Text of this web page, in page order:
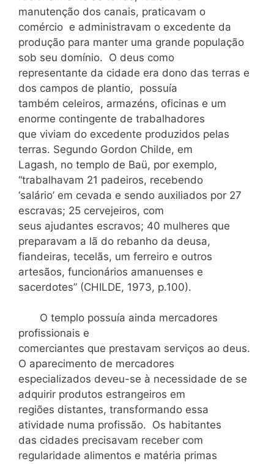
manutenção dos canais, praticavam o
comércio e administravam o excedente da
produção para manter uma grande população
sob seu domínio. O deus como
representante da cidade era dono das terras e
dos campos de plantio, possuía
também celeiros, armazéns, oficinas e um
enorme contingente de trabalhadores
que viviam do excedente produzidos pelas
terras. Segundo Gordon Childe, em
Lagash, no templo de Baü, por exemplo,
“trabalhavam 21 padeiros, recebendo
‘salário’ em cevada e sendo auxiliados por 27
escravas; 25 cervejeiros, com
seus ajudantes escravos; 40 mulheres que
preparavam a lã do rebanho da deusa,
fiandeiras, tecelãs, um ferreiro e outros
artesãos, funcionários amanuenses e
sacerdotes” (CHILDE, 1973, p.100).
O templo possuía ainda mercadores
profissionais e
comerciantes que prestavam serviços ao deus.
O aparecimento de mercadores
especializados deveu-se à necessidade de se
adquirir produtos estrangeiros em
regiões distantes, transformando essa
atividade numa profissão. Os habitantes
das cidades precisavam receber com
regularidade alimentos e matéria primas